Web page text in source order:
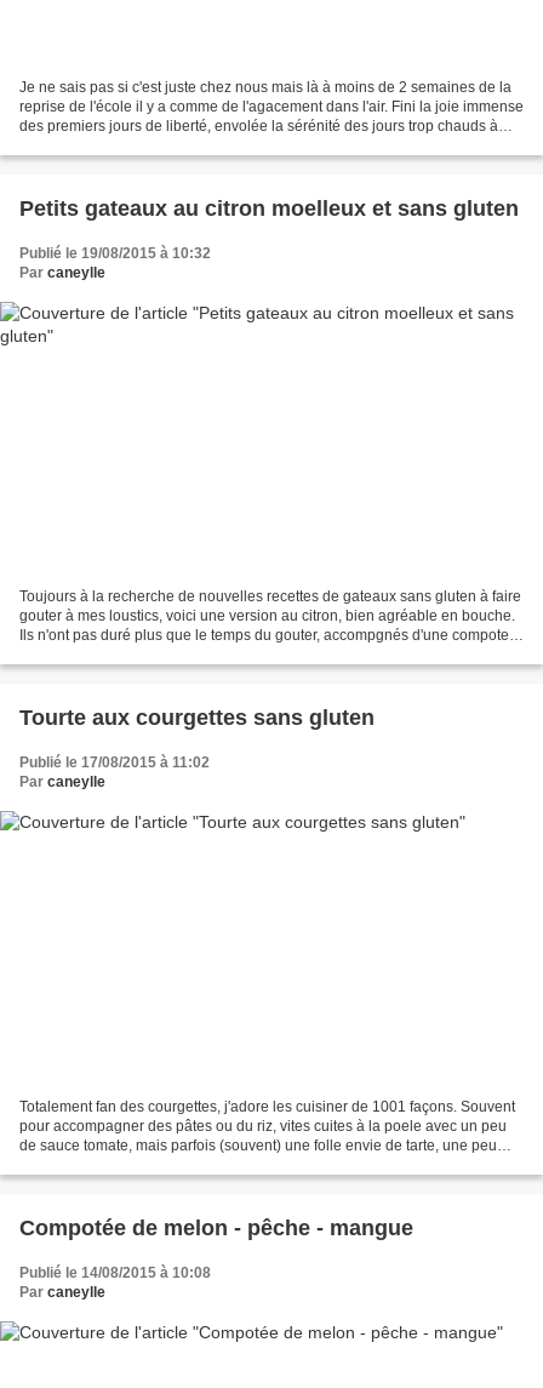
Je ne sais pas si c'est juste chez nous mais là à moins de 2 semaines de la
reprise de l'école il y a comme de l'agacement dans l'air. Fini la joie immense
des premiers jours de liberté, envolée la sérénité des jours trop chauds à
Petits gateaux au citron moelleux et sans gluten
Publié le 19/08/2015 à 10:32
Par caneylle
Toujours à la recherche de nouvelles recettes de gateaux sans gluten à faire
gouter à mes loustics, voici une version au citron, bien agréable en bouche.
Ils n'ont pas duré plus que le temps du gouter, accompgnés d'une compote
Tourte aux courgettes sans gluten
Publié le 17/08/2015 à 11:02
Par caneylle
Totalement fan des courgettes, j'adore les cuisiner de 1001 façons. Souvent
pour accompagner des pâtes ou du riz, vites cuites à la poele avec un peu
de sauce tomate, mais parfois (souvent) une folle envie de tarte, une peu
Compotée de melon - pêche - mangue
Publié le 14/08/2015 à 10:08
Par caneylle